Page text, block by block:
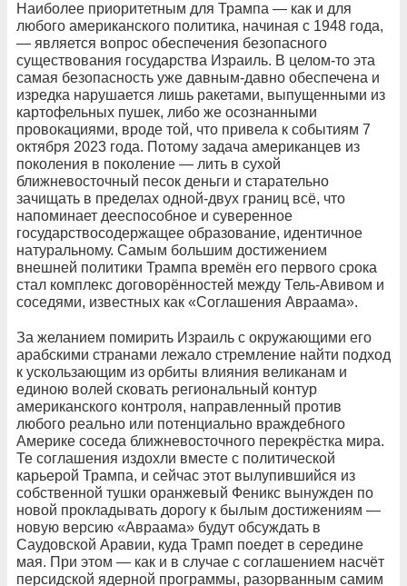
Наиболее приоритетным для Трампа — как и для
любого американского политика, начиная с 1948 года,
— является вопрос обеспечения безопасного
существования государства Израиль. В целом-то эта
самая безопасность уже давным-давно обеспечена и
изредка нарушается лишь ракетами, выпущенными из
картофельных пушек, либо же осознанными
провокациями, вроде той, что привела к событиям 7
октября 2023 года. Потому задача американцев из
поколения в поколение — лить в сухой
ближневосточный песок деньги и старательно
зачищать в пределах одной-двух границ всё, что
напоминает дееспособное и суверенное
государствосодержащее образование, идентичное
натуральному. Самым большим достижением
внешней политики Трампа времён его первого срока
стал комплекс договорённостей между Тель-Авивом и
соседями, известных как «Соглашения Авраама».
За желанием помирить Израиль с окружающими его
арабскими странами лежало стремление найти подход
к ускользающим из орбиты влияния великанам и
единою волей сковать региональный контур
американского контроля, направленный против
любого реально или потенциально враждебного
Америке соседа ближневосточного перекрёстка мира.
Те соглашения издохли вместе с политической
карьерой Трампа, и сейчас этот вылупившийся из
собственной тушки оранжевый Феникс вынужден по
новой прокладывать дорогу к былым достижениям —
новую версию «Авраама» будут обсуждать в
Саудовской Аравии, куда Трамп поедет в середине
мая. При этом — как и в случае с соглашением насчёт
персидской ядерной программы, разорванным самим